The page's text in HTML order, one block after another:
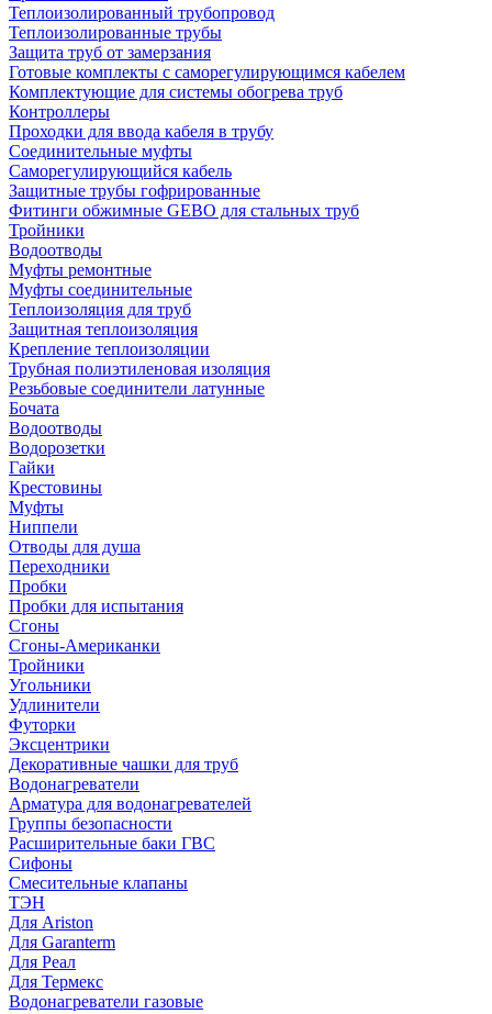
Теплоизолированный трубопровод
Теплоизолированные трубы
Защита труб от замерзания
Готовые комплекты с саморегулирующимся кабелем
Комплектующие для системы обогрева труб
Контроллеры
Проходки для ввода кабеля в трубу
Соединительные муфты
Саморегулирующийся кабель
Защитные трубы гофрированные
Фитинги обжимные GEBO для стальных труб
Тройники
Водоотводы
Муфты ремонтные
Муфты соединительные
Теплоизоляция для труб
Защитная теплоизоляция
Крепление теплоизоляции
Трубная полиэтиленовая изоляция
Резьбовые соединители латунные
Бочата
Водоотводы
Водорозетки
Гайки
Крестовины
Муфты
Ниппели
Отводы для душа
Переходники
Пробки
Пробки для испытания
Сгоны
Сгоны-Американки
Тройники
Угольники
Удлинители
Футорки
Эксцентрики
Декоративные чашки для труб
Водонагреватели
Арматура для водонагревателей
Группы безопасности
Расширительные баки ГВС
Сифоны
Смесительные клапаны
ТЭН
Для Ariston
Для Garanterm
Для Реал
Для Термекс
Водонагреватели газовые